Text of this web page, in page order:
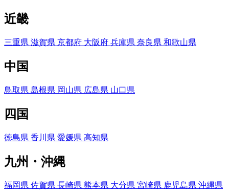
近畿
三重県 滋賀県 京都府 大阪府 兵庫県 奈良県 和歌山県
中国
鳥取県 島根県 岡山県 広島県 山口県
四国
徳島県 香川県 愛媛県 高知県
九州・沖縄
福岡県 佐賀県 長崎県 熊本県 大分県 宮崎県 鹿児島県 沖縄県